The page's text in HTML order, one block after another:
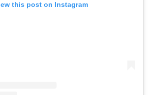
this post on Instagram